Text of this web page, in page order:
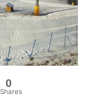
0
Shares